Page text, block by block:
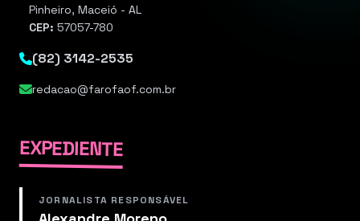
Pinheiro, Maceió - AL
CEP: 57057-780
(82) 3142-2535
redacao@farofaof.com.br
EXPEDIENTE
JORNALISTA RESPONSÁVEL